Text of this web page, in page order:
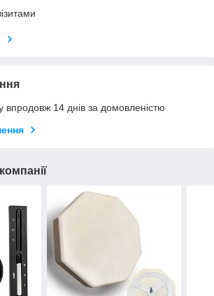
впродовж 14 днів за домовленістю